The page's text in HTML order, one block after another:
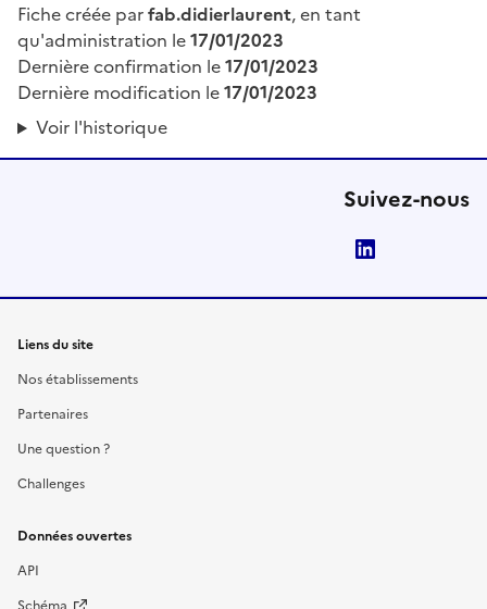
Fiche créée parfab.didierlaurent, en tant
qu'administration le17/01/2023
Dernière confirmation le17/01/2023
Dernière modification le17/01/2023
Voir l'historique
Suivez-nous
Liens du site
Nos établissements
Partenaires
Une question ?
Challenges
Données ouvertes
API